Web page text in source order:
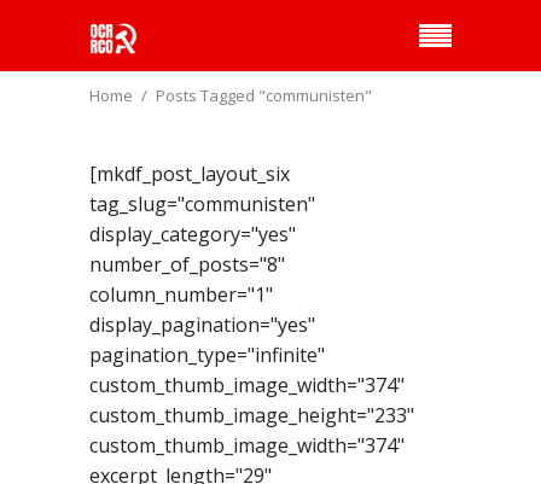
Home Posts Tagged "communisten"
[mkdf_post_layout_six
tag_slug="communisten"
display_category="yes"
number_of_posts="8"
column_number="1"
display_pagination="yes"
pagination_type="infinite"
custom_thumb_image_width="374"
custom_thumb_image_height="233"
custom_thumb_image_width="374"
excerpt_length="29"